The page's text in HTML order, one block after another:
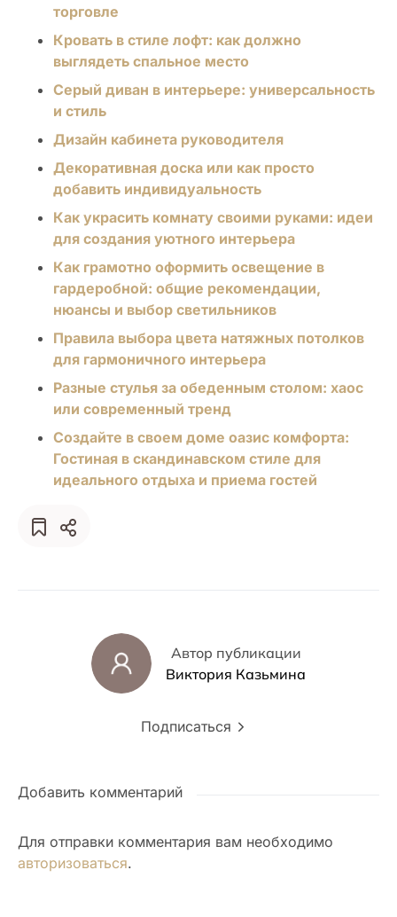
торговле
Кровать в стиле лофт: как должно
выглядеть спальное место
Серый диван в интерьере: универсальность
и стиль
Дизайн кабинета руководителя
Декоративная доска или как просто
добавить индивидуальность
Как украсить комнату своими руками: идеи
для создания уютного интерьера
Как грамотно оформить освещение в
гардеробной: общие рекомендации,
нюансы и выбор светильников
Правила выбора цвета натяжных потолков
для гармоничного интерьера
Разные стулья за обеденным столом: хаос
или современный тренд
Создайте в своем доме оазис комфорта:
Гостиная в скандинавском стиле для
идеального отдыха и приема гостей
Автор публикации
Виктория Казьмина
Подписаться
Добавить комментарий
Для отправки комментария вам необходимо
авторизоваться.